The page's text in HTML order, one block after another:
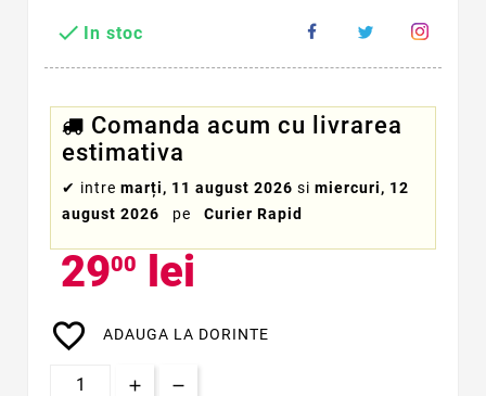
 In stoc
Comanda acum cu livrarea
estimativa
✔ intre marți, 11 august 2026 si miercuri, 12
august 2026
pe Curier Rapid
2900 lei
favorite_border ADAUGA LA DORINTE